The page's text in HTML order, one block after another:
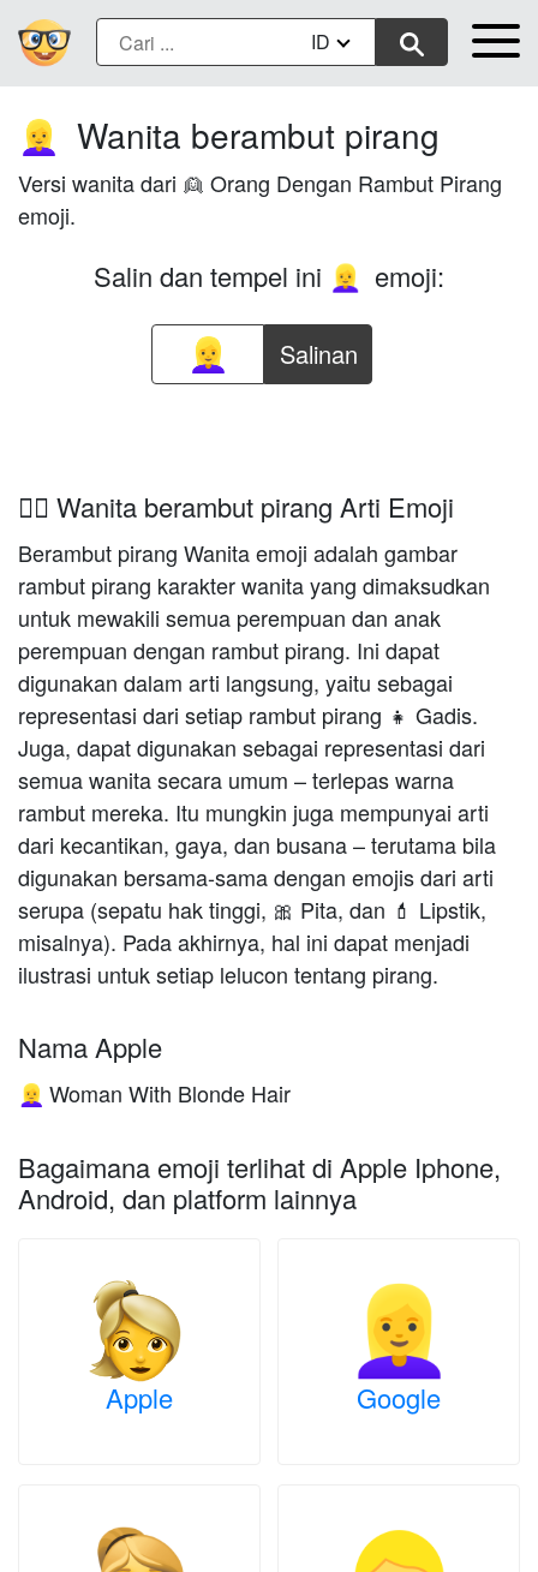
ID
👱‍♀️ Wanita berambut pirang
Versi wanita dari 👱 Orang Dengan Rambut Pirang
emoji.
Salin dan tempel ini 👱‍♀️ emoji:
Salinan
👱‍♀️ Wanita berambut pirang Arti Emoji
Berambut pirang Wanita emoji adalah gambar
rambut pirang karakter wanita yang dimaksudkan
untuk mewakili semua perempuan dan anak
perempuan dengan rambut pirang. Ini dapat
digunakan dalam arti langsung, yaitu sebagai
representasi dari setiap rambut pirang 👧 Gadis.
Juga, dapat digunakan sebagai representasi dari
semua wanita secara umum – terlepas warna
rambut mereka. Itu mungkin juga mempunyai arti
dari kecantikan, gaya, dan busana – terutama bila
digunakan bersama-sama dengan emojis dari arti
serupa (sepatu hak tinggi, 🎀 Pita, dan 💄 Lipstik,
misalnya). Pada akhirnya, hal ini dapat menjadi
ilustrasi untuk setiap lelucon tentang pirang.
Nama Apple
👱‍♀️ Woman With Blonde Hair
Bagaimana emoji terlihat di Apple Iphone,
Android, dan platform lainnya
Apple Google